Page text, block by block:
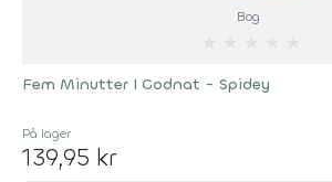
Bog
Fem Minutter I Godnat - Spidey
På lager
139,95 kr